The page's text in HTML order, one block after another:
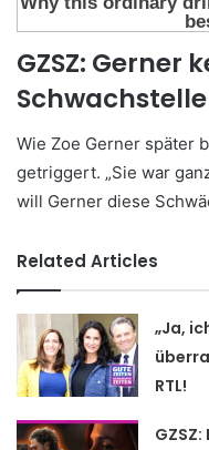
GZSZ: Gerner
Schwachstelle
Wie Zoe Gerner später
getriggert. „Sie war
will Gerner diese
Related Articles
„Ja,
RTL!